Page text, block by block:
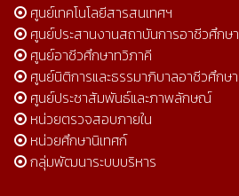
ศูนย์เทคโนโลยีสารสนเทศฯ
ศูนย์ประสานงานสถาบันการอาชีวศึกษา
ศูนย์อาชีวศึกษาทวิภาคี
ศูนย์นิติการและธรรมาภิบาลอาชีวศึกษา
ศูนย์ประชาสัมพันธ์และภาพลักษณ์
หน่วยตรวจสอบภายใน
หน่วยศึกษานิเทศก์
กลุ่มพัฒนาระบบบริหาร